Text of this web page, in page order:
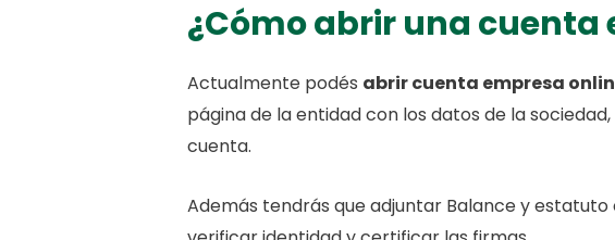
¿Cómo abrir una cuenta
Actualmente podés abrir cuenta empresa
página de la entidad con los datos de la
cuenta.
Además tendrás que adjuntar Balance y